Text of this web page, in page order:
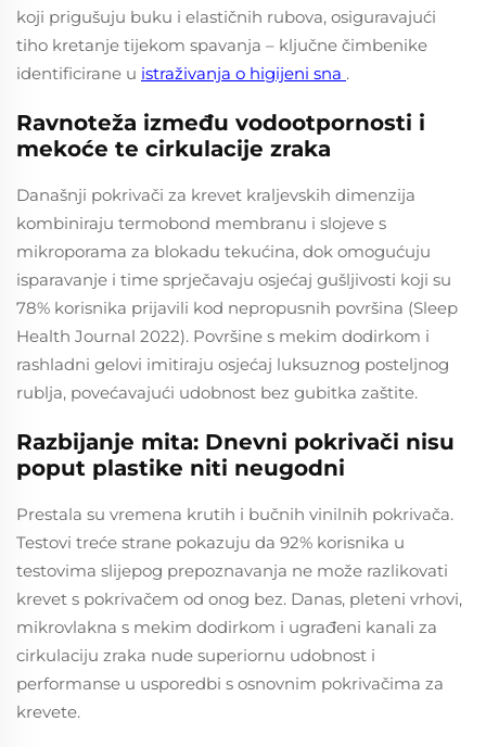
koji prigušuju buku i elastičnih rubova, osiguravajući
tiho kretanje tijekom spavanja – ključne čimbenike
identificirane u istraživanja o higijeni sna .
Ravnoteža između vodootpornosti i
mekoće te cirkulacije zraka
Današnji pokrivači za krevet kraljevskih dimenzija
kombiniraju termobond membranu i slojeve s
mikroporama za blokadu tekućina, dok omogućuju
isparavanje i time sprječavaju osjećaj gušljivosti koji su
78% korisnika prijavili kod nepropusnih površina (Sleep
Health Journal 2022). Površine s mekim dodirkom i
rashladni gelovi imitiraju osjećaj luksuznog posteljnog
rublja, povećavajući udobnost bez gubitka zaštite.
Razbijanje mita: Dnevni pokrivači nisu
poput plastike niti neugodni
Prestala su vremena krutih i bučnih vinilnih pokrivača.
Testovi treće strane pokazuju da 92% korisnika u
testovima slijepog prepoznavanja ne može razlikovati
krevet s pokrivačem od onog bez. Danas, pleteni vrhovi,
mikrovlakna s mekim dodirkom i ugrađeni kanali za
cirkulaciju zraka nude superiornu udobnost i
performanse u usporedbi s osnovnim pokrivačima za
krevete.